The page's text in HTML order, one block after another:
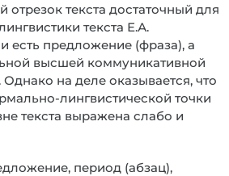
отрезок текста достаточный для
текста Е.А.
есть предложение (фраза), а
высшей коммуникативной
на деле оказывается, что
лингвистической точки
текста выражена слабо и
период (абзац),